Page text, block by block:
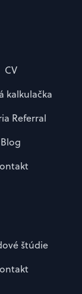
CV
kalkulačka
Referral
Blog
štúdie